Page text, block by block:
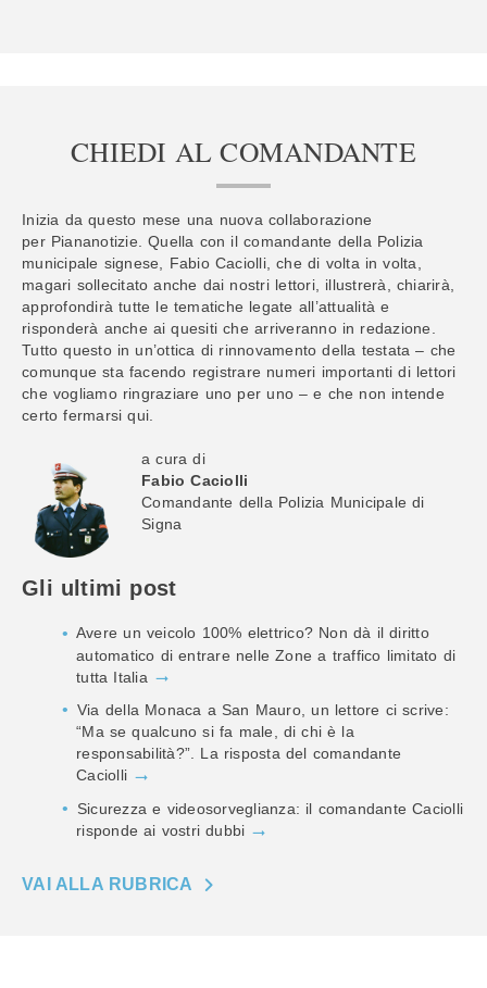
CHIEDI AL COMANDANTE
Inizia da questo mese una nuova collaborazione
per Piananotizie. Quella con il comandante della Polizia
municipale signese, Fabio Caciolli, che di volta in volta,
magari sollecitato anche dai nostri lettori, illustrerà, chiarirà,
approfondirà tutte le tematiche legate all’attualità e
risponderà anche ai quesiti che arriveranno in redazione.
Tutto questo in un’ottica di rinnovamento della testata – che
comunque sta facendo registrare numeri importanti di lettori
che vogliamo ringraziare uno per uno – e che non intende
certo fermarsi qui.
a cura di
Fabio Caciolli
Comandante della Polizia Municipale di
Signa
Gli ultimi post
Avere un veicolo 100% elettrico? Non dà il diritto
automatico di entrare nelle Zone a traffico limitato di
tutta Italia
Via della Monaca a San Mauro, un lettore ci scrive:
“Ma se qualcuno si fa male, di chi è la
responsabilità?”. La risposta del comandante
Caciolli
Sicurezza e videosorveglianza: il comandante Caciolli
risponde ai vostri dubbi
VAI ALLA RUBRICA